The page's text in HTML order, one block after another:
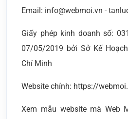
Email: info@webmoi.vn -
Giấy phép kinh doanh số:
07/05/2019 bởi Sở Kế
Chí Minh
Website chính: https://
Xem mẫu website mà Web